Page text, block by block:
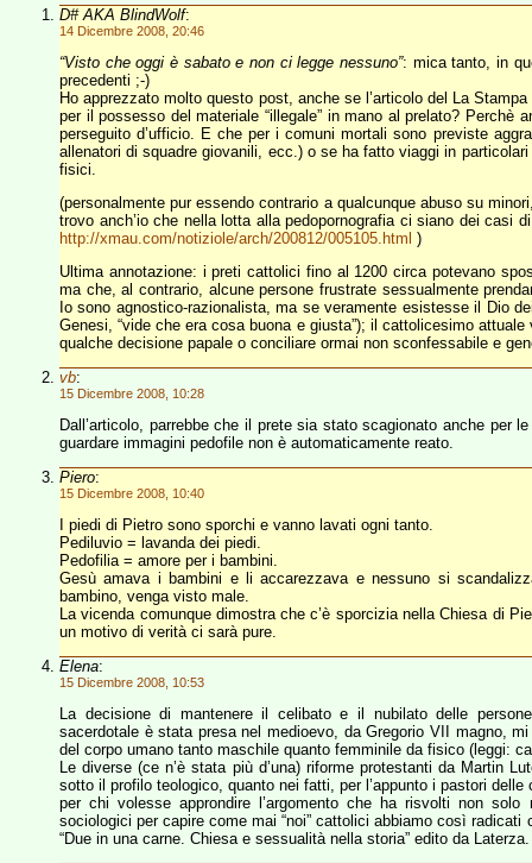
D# AKA BlindWolf:
14 Dicembre 2008, 20:46
“Visto che oggi è sabato e non ci legge nessuno”: mica tanto, in
precedenti ;-)
Ho apprezzato molto questo post, anche se l’articolo del La
per il possesso del materiale “illegale” in mano al prelato? Perchè
perseguito d’ufficio. E che per i comuni mortali sono previste
allenatori di squadre giovanili, ecc.) o se ha fatto viaggi in
fisici.
(personalmente pur essendo contrario a qualcunque abuso su
trovo anch’io che nella lotta alla pedopornografia ci siano dei
http://xmau.com/notiziole/arch/200812/005105.html )
Ultima annotazione: i preti cattolici fino al 1200 circa potevano
ma che, al contrario, alcune persone frustrate sessualmente
Io sono agnostico-razionalista, ma se veramente esistesse il Dio
Genesi, “vide che era cosa buona e giusta”); il cattolicesimo
qualche decisione papale o conciliare ormai non sconfessabile e
vb:
15 Dicembre 2008, 10:28
Dall’articolo, parrebbe che il prete sia stato scagionato anche per
guardare immagini pedofile non è automaticamente reato.
Piero:
15 Dicembre 2008, 10:40
I piedi di Pietro sono sporchi e vanno lavati ogni tanto.
Pediluvio = lavanda dei piedi.
Pedofilia = amore per i bambini.
Gesù amava i bambini e li accarezzava e nessuno si
bambino, venga visto male.
La vicenda comunque dimostra che c’è sporcizia nella Chiesa di
un motivo di verità ci sarà pure.
Elena:
15 Dicembre 2008, 10:53
La decisione di mantenere il celibato e il nubilato delle
sacerdotale è stata presa nel medioevo, da Gregorio VII magno,
del corpo umano tanto maschile quanto femminile da fisico (leggi:
Le diverse (ce n’è stata più d’una) riforme protestanti da Martin
sotto il profilo teologico, quanto nei fatti, per l’appunto i pastori
per chi volesse approndire l’argomento che ha risvolti non
sociologici per capire come mai “noi” cattolici abbiamo così
“Due in una carne. Chiesa e sessualità nella storia” edito da